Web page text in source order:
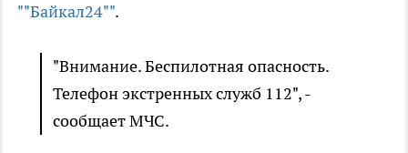
""Байкал24"".
"Внимание. Беспилотная опасность.
Телефон экстренных служб 112", -
сообщает МЧС.